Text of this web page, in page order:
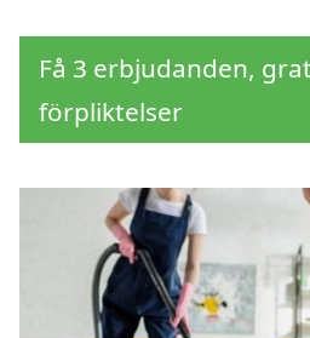
Få 3 erbjudanden,
förpliktelser